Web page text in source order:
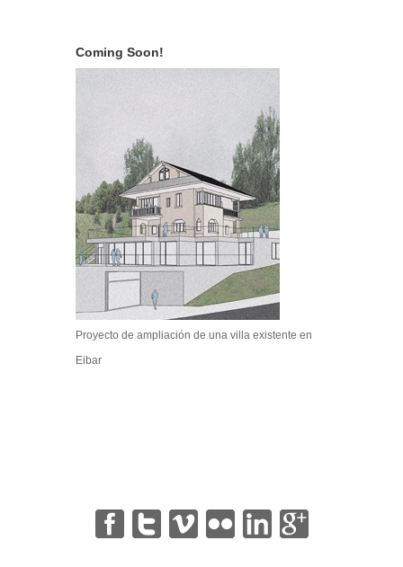
Coming Soon!
Proyecto de ampliación de una villa existente en
Eibar
| | | | |